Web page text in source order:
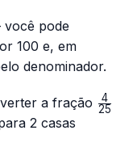
você pode
100 e, em
denominador.
a fração 25
4
2 casas